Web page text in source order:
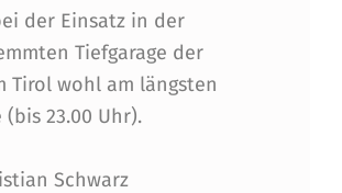
der Einsatz in der
Tiefgarage der
Tirol wohl am längsten
23.00 Uhr).
Schwarz